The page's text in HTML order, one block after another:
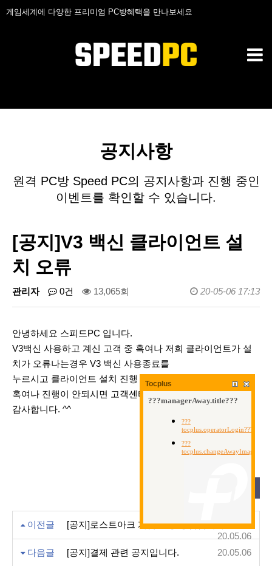
게임세계에 다양한 프리미엄 PC방혜택을 만나보세요
공지사항
원격 PC방 Speed PC의 공지사항과 진행 중인
이벤트를 확인할 수 있습니다.
[공지]V3 백신 클라이언트 설
치 오류
관리자 0건 13,065회 20-05-06 17:13
안녕하세요 스피드PC 입니다.
V3백신 사용하고 계신 고객 중 혹여나 저희 클라이언트가 설
치가 오류나는경우 V3 백신 사용종료를
누르시고 클라이언트 설치 진행 부탁드립니다.
혹여나 진행이 안되시면 고객센터로 연락 부탁드립니다.
감사합니다. ^^
이전글
[공지]로스트아크 게임 실행 방법입니다.
20.05.06
다음글
[공지]결제 관련 공지입니다. 20.05.06
Tocplus